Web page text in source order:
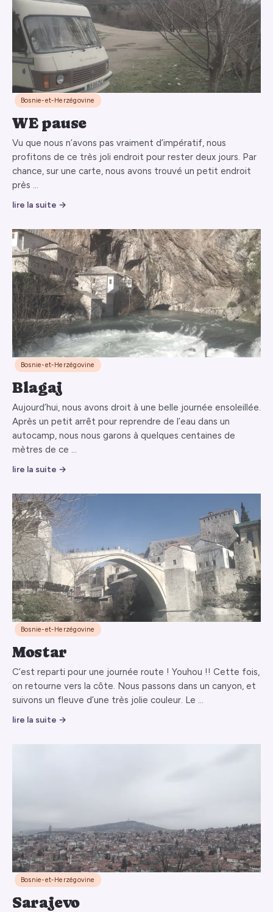
Bosnie-et-Herzégovine
WE pause
Vu que nous n’avons pas vraiment d’impératif, nous
profitons de ce très joli endroit pour rester deux jours. Par
chance, sur une carte, nous avons trouvé un petit endroit
près …
lire la suite →
Bosnie-et-Herzégovine
Blagaj
Aujourd’hui, nous avons droit à une belle journée ensoleillée.
Après un petit arrêt pour reprendre de l’eau dans un
autocamp, nous nous garons à quelques centaines de
mètres de ce …
lire la suite →
Bosnie-et-Herzégovine
Mostar
C’est reparti pour une journée route ! Youhou !! Cette fois,
on retourne vers la côte. Nous passons dans un canyon, et
suivons un fleuve d’une très jolie couleur. Le …
lire la suite →
Bosnie-et-Herzégovine
Sarajevo